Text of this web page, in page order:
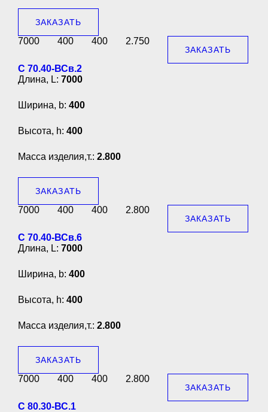
ЗАКАЗАТЬ
7000 400 400 2.750
ЗАКАЗАТЬ
С 70.40-ВСв.2
Длина, L: 7000
Ширина, b: 400
Высота, h: 400
Масса изделия,т.: 2.800
ЗАКАЗАТЬ
7000 400 400 2.800
ЗАКАЗАТЬ
С 70.40-ВСв.6
Длина, L: 7000
Ширина, b: 400
Высота, h: 400
Масса изделия,т.: 2.800
ЗАКАЗАТЬ
7000 400 400 2.800
ЗАКАЗАТЬ
С 80.30-ВС.1